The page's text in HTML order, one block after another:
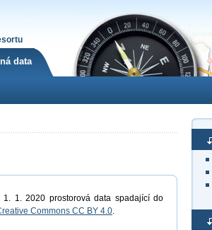
data
1. 2020 prostorová data spadající do
Commons CC BY 4.0.